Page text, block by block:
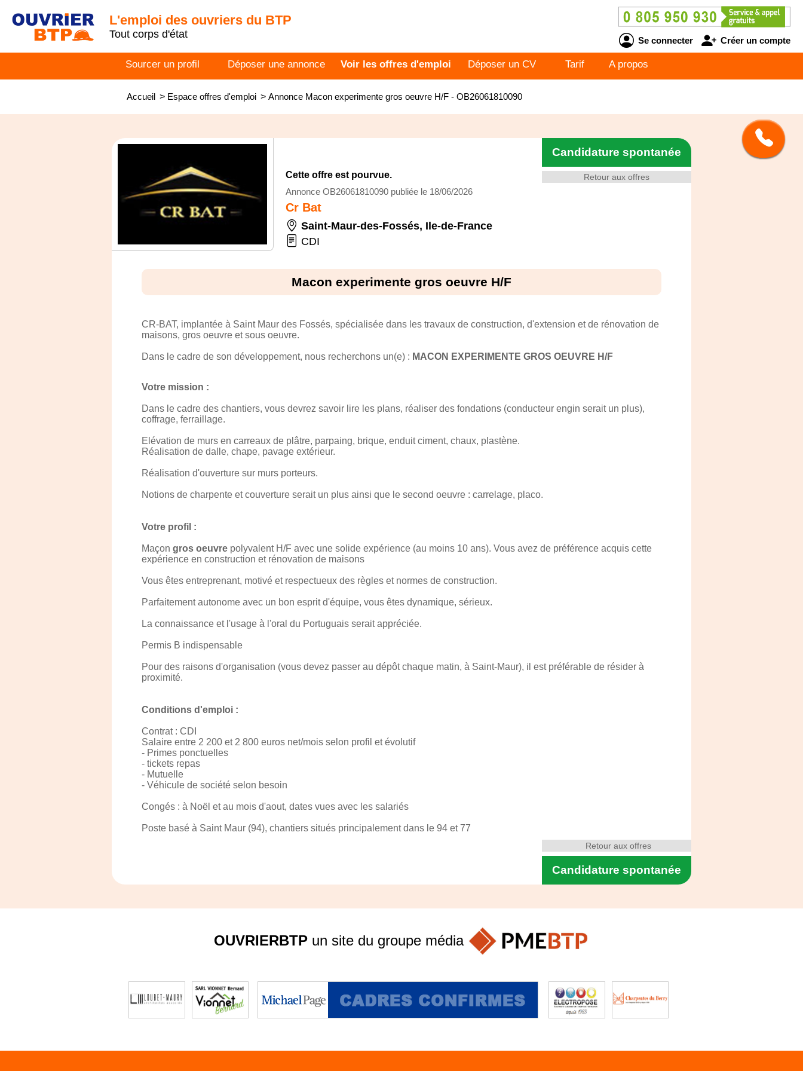
L'emploi des ouvriers du BTP
Tout corps d'état
Se connecter Créer un compte
Sourcer un profil Déposer une annonce Voir les offres d'emploi Déposer un CV Tarif A propos
Accueil > Espace offres d'emploi > Annonce Macon experimente gros oeuvre H/F - OB26061810090
Retour aux offres
Candidature spontanée
Cette offre est pourvue.
Annonce OB26061810090 publiée le 18/06/2026
Cr Bat
Saint-Maur-des-Fossés, Ile-de-France
CDI
Macon experimente gros oeuvre H/F
CR-BAT, implantée à Saint Maur des Fossés, spécialisée dans les travaux de construction, d'extension et de rénovation de
maisons, gros oeuvre et sous oeuvre.
Dans le cadre de son développement, nous recherchons un(e) : MACON EXPERIMENTE GROS OEUVRE H/F
Votre mission :
Dans le cadre des chantiers, vous devrez savoir lire les plans, réaliser des fondations (conducteur engin serait un plus),
coffrage, ferraillage.
Elévation de murs en carreaux de plâtre, parpaing, brique, enduit ciment, chaux, plastène.
Réalisation de dalle, chape, pavage extérieur.
Réalisation d'ouverture sur murs porteurs.
Notions de charpente et couverture serait un plus ainsi que le second oeuvre : carrelage, placo.
Votre profil :
Maçon gros oeuvre polyvalent H/F avec une solide expérience (au moins 10 ans). Vous avez de préférence acquis cette
expérience en construction et rénovation de maisons
Vous êtes entreprenant, motivé et respectueux des règles et normes de construction.
Parfaitement autonome avec un bon esprit d'équipe, vous êtes dynamique, sérieux.
La connaissance et l'usage à l'oral du Portuguais serait appréciée.
Permis B indispensable
Pour des raisons d'organisation (vous devez passer au dépôt chaque matin, à Saint-Maur), il est préférable de résider à
proximité.
Conditions d'emploi :
Contrat : CDI
Salaire entre 2 200 et 2 800 euros net/mois selon profil et évolutif
- Primes ponctuelles
- tickets repas
- Mutuelle
- Véhicule de société selon besoin
Congés : à Noël et au mois d'aout, dates vues avec les salariés
Poste basé à Saint Maur (94), chantiers situés principalement dans le 94 et 77
Candidature spontanée
Retour aux offres
OUVRIERBTP un site du groupe média